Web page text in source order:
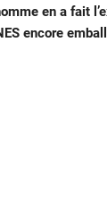
en a fait
encore